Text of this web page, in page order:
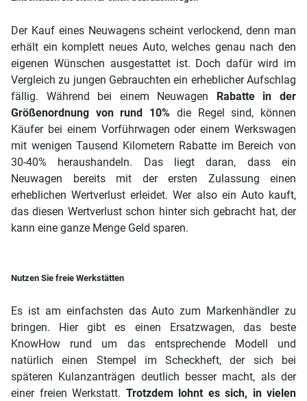
Der Kauf eines Neuwagens scheint verlockend, denn man
erhält ein komplett neues Auto, welches genau nach den
eigenen Wünschen ausgestattet ist. Doch dafür wird im
Vergleich zu jungen Gebrauchten ein erheblicher Aufschlag
fällig. Während bei einem Neuwagen
Rabatte in der
Größenordnung von rund 10% die Regel sind, können
Käufer bei einem Vorführwagen oder einem Werkswagen
mit wenigen Tausend Kilometern Rabatte im Bereich von
30-40% heraushandeln. Das liegt daran, dass ein
Neuwagen bereits mit der ersten Zulassung einen
erheblichen Wertverlust erleidet. Wer also ein Auto kauft,
das diesen Wertverlust schon hinter sich gebracht hat, der
kann eine ganze Menge Geld sparen.
Nutzen Sie freie Werkstätten
Es ist am einfachsten das Auto zum Markenhändler zu
bringen. Hier gibt es einen Ersatzwagen, das beste
KnowHow rund um das entsprechende Modell und
natürlich einen Stempel im Scheckheft, der sich bei
späteren Kulanzanträgen deutlich besser macht, als der
einer freien Werkstatt. Trotzdem lohnt es sich, in vielen